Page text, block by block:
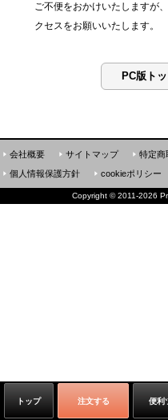
ご不便をおかけいたしますが
クセスをお願いいたします。
PC版ト
トップ 注文する 便利
会社概要 サイトマップ 特定商
個人情報保護方針
cookieポリシー
Copyright ©2011-2026